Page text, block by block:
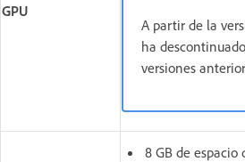
GPU
A partir de la
ha
versiones
8 GB de